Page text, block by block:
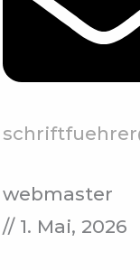
webmaster
// 1. Mai, 2026